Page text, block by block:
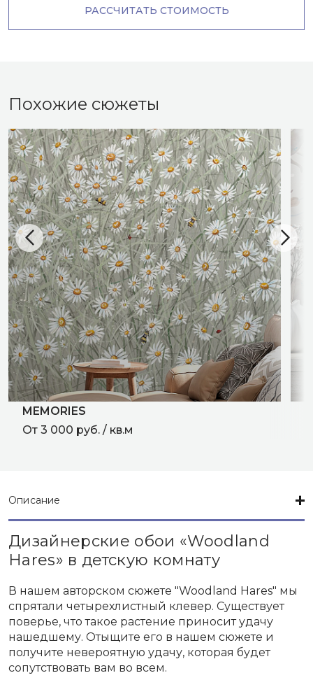
РАССЧИТАТЬ СТОИМОСТЬ
Похожие сюжеты
MEMORIES
От 3 000 руб. / кв.м
Описание
Дизайнерские обои «Woodland
Hares» в детскую комнату
В нашем авторском сюжете "Woodland Hares" мы
спрятали четырехлистный клевер. Существует
поверье, что такое растение приносит удачу
нашедшему. Отыщите его в нашем сюжете и
получите невероятную удачу, которая будет
сопутствовать вам во всем.